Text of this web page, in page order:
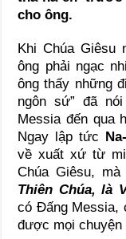
cho ông.
Khi Chúa Giêsu
ông phải ngạc
ông thấy những
ngôn sứ” đã
Messia đến qua
Ngay lập tức
về xuất xứ từ
Chúa Giêsu,
Thiên Chúa, là
có Đấng Messia,
được mọi chuyện